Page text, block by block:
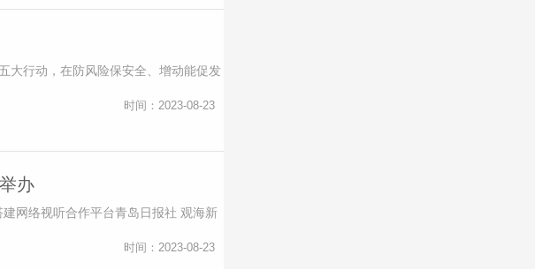
大行动，在防风险保安全、增动能促发
时间：2023-08-23
办
网络视听合作平台青岛日报社 观海新
时间：2023-08-23